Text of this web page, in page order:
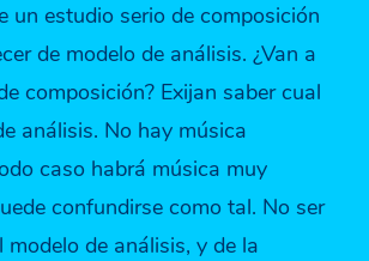
un estudio serio de composición
de modelo de análisis. ¿Van a
composición? Exijan saber cual
análisis. No hay música
caso habrá música muy
confundirse como tal. No ser
modelo de análisis, y de la